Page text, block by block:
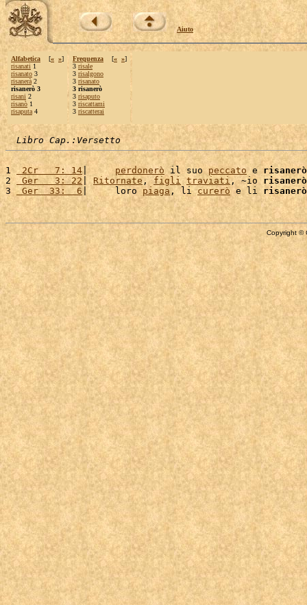
Aiuto
Alfabetica [« »]
risanati 1
risanato 3
risanerà 2
risanerò 3
risani 2
risanò 1
risaputa 4
Frequenza [« »]
3 risale
3 risalgono
3 risanato
3 risanerò
3 risaputo
3 riscattami
3 riscatterai
Libro Cap.:Versetto
1 2Cr   7: 14| perdonerò il suo peccato e risanerò
2
Ger   3: 22 Ritornate, figli traviati , ~io risanerò
3 Ger  33:  6 |     loro piaga , li curerò e li risanerò
Copyright ©